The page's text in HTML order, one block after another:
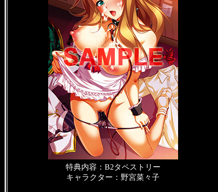
特典内容：B2タペストリー
キャラクター：野宮菜々子